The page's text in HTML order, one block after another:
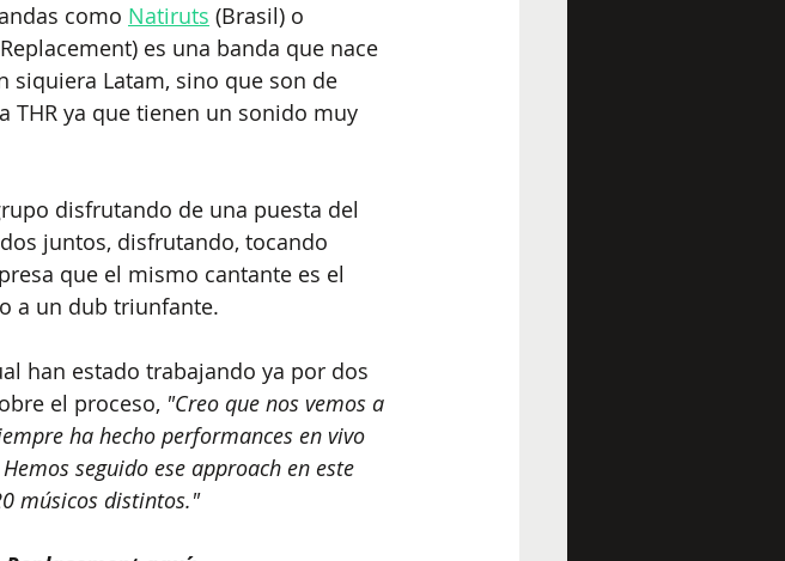
como Natiruts (Brasil) o
es una banda que nace
siquiera Latam, sino que son de
THR ya que tienen un sonido muy
disfrutando de una puesta del
juntos, disfrutando, tocando
que el mismo cantante es el
a un dub triunfante.
han estado trabajando ya por dos
el proceso, "Creo que nos vemos a
ha hecho performances en vivo
seguido ese approach en este
músicos distintos."